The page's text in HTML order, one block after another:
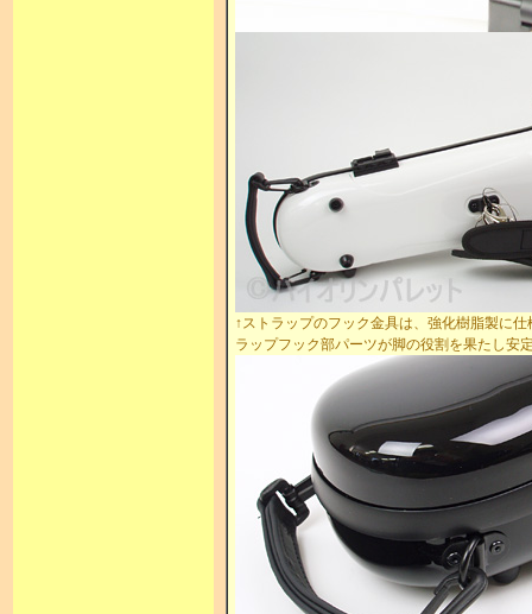
↑ストラップのフック金具は、強化樹脂製に
ラップフック部パーツが脚の役割を果たし安